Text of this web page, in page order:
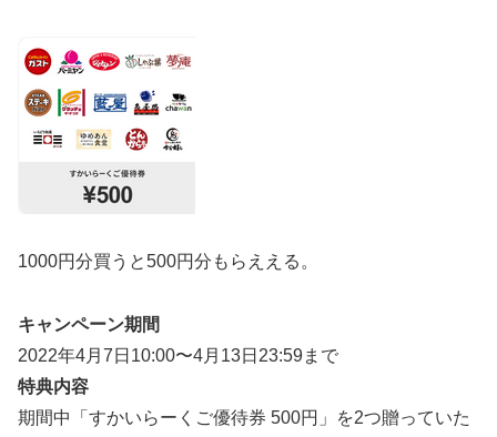
1000円分買うと500円分もらええる。
キャンペーン期間
2022年4月7日10:00〜4月13日23:59まで
特典内容
期間中「すかいらーくご優待券 500円」を2つ贈っていた